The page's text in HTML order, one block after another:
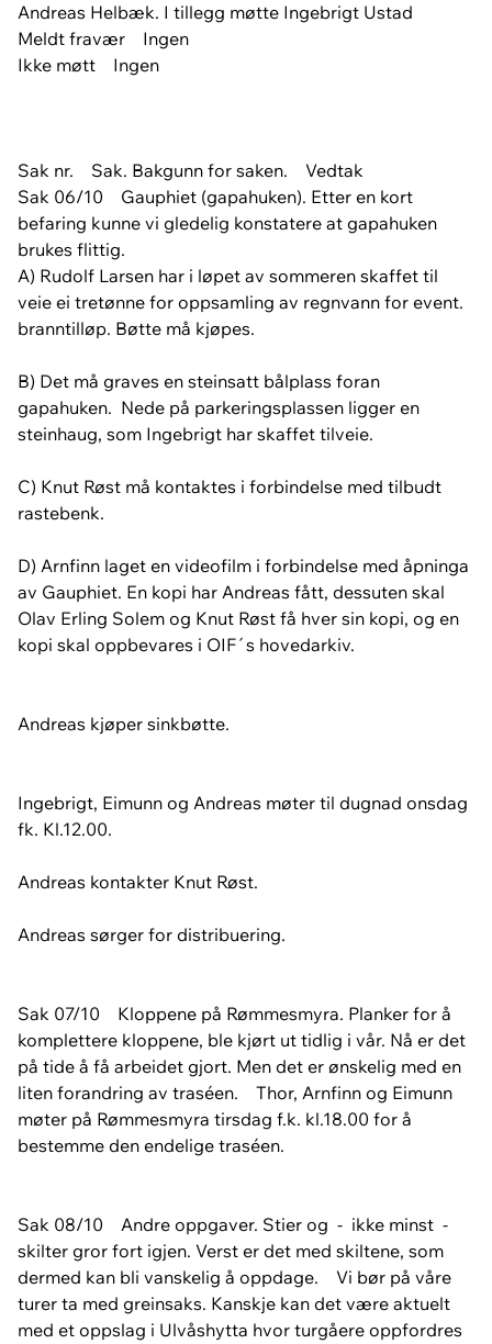
Andreas Helbæk. I tillegg møtte Ingebrigt Ustad
Meldt fravær Ingen
Ikke møtt Ingen
Sak nr. Sak. Bakgunn for saken. Vedtak
Sak 06/10 Gauphiet (gapahuken). Etter en kort
befaring kunne vi gledelig konstatere at gapahuken
brukes flittig.
A) Rudolf Larsen har i løpet av sommeren skaffet til
veie ei tretønne for oppsamling av regnvann for event.
branntilløp. Bøtte må kjøpes.
B) Det må graves en steinsatt bålplass foran
gapahuken. Nede på parkeringsplassen ligger en
steinhaug, som Ingebrigt har skaffet tilveie.
C) Knut Røst må kontaktes i forbindelse med tilbudt
rastebenk.
D) Arnfinn laget en videofilm i forbindelse med åpninga
av Gauphiet. En kopi har Andreas fått, dessuten skal
Olav Erling Solem og Knut Røst få hver sin kopi, og en
kopi skal oppbevares i OIF´s hovedarkiv.
Andreas kjøper sinkbøtte.
Ingebrigt, Eimunn og Andreas møter til dugnad onsdag
fk. Kl.12.00.
Andreas kontakter Knut Røst.
Andreas sørger for distribuering.
Sak 07/10 Kloppene på Rømmesmyra. Planker for å
komplettere kloppene, ble kjørt ut tidlig i vår. Nå er det
på tide å få arbeidet gjort. Men det er ønskelig med en
liten forandring av traséen. Thor, Arnfinn og Eimunn
møter på Rømmesmyra tirsdag f.k. kl.18.00 for å
bestemme den endelige traséen.
Sak 08/10 Andre oppgaver. Stier og - ikke minst -
skilter gror fort igjen. Verst er det med skiltene, som
dermed kan bli vanskelig å oppdage. Vi bør på våre
turer ta med greinsaks. Kanskje kan det være aktuelt
med et oppslag i Ulvåshytta hvor turgåere oppfordres